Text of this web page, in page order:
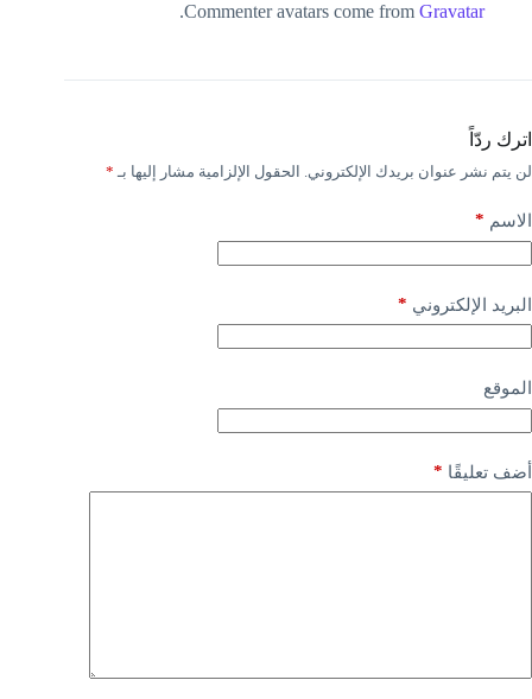
Commenter avatars come from Gravatar
.
اترك ردّاً
لن يتم نشر عنوان بريدك الإلكتروني. الحقول الإلزامية مشار إليها بـ *
الاسم *
البريد الإلكتروني *
الموقع
أضف تعليقًا *